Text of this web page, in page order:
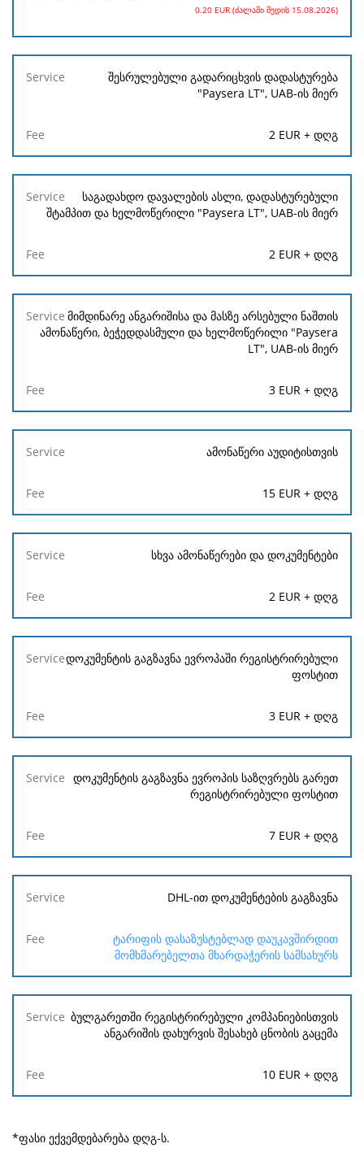
0.20 EUR (ძალაში შედის 15.08.2026)
შესრულებული გადარიცხვის დადასტურება
"Paysera LT", UAB-ის მიერ
2 EUR + დღგ
საგადახდო დავალების ასლი, დადასტურებული
შტამპით და ხელმოწერილი "Paysera LT", UAB-ის მიერ
2 EUR + დღგ
მიმდინარე ანგარიშისა და მასზე არსებული ნაშთის
ამონაწერი, ბეჭედდასმული და ხელმოწერილი "Paysera
LT", UAB-ის მიერ
3 EUR + დღგ
ამონაწერი აუდიტისთვის
15 EUR + დღგ
სხვა ამონაწერები და დოკუმენტები
2 EUR + დღგ
დოკუმენტის გაგზავნა ევროპაში რეგისტრირებული
ფოსტით
3 EUR + დღგ
დოკუმენტის გაგზავნა ევროპის საზღვრებს გარეთ
რეგისტრირებული ფოსტით
7 EUR + დღგ
DHL-ით დოკუმენტების გაგზავნა
ტარიფის დასაზუსტებლად დაუკავშირდით
მომხმარებელთა მხარდაჭერის სამსახურს
ბულგარეთში რეგისტრირებული კომპანიებისთვის
ანგარიშის დახურვის შესახებ ცნობის გაცემა
10 EUR + დღგ
*ფასი ექვემდებარება დღგ-ს.